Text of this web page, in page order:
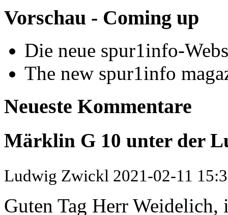
Vorschau - Coming up
Die neue spur1info-
The new spur1info
Neueste Kommentare
Märklin G 10 unter der
Ludwig Zwickl 2021-02-11
Guten Tag Herr